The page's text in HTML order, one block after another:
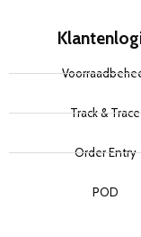
Track & Trace
Order Entry
POD